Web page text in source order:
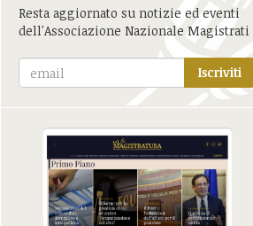
Resta aggiornato su notizie ed eventi
dell'Associazione Nazionale Magistrati
Iscriviti